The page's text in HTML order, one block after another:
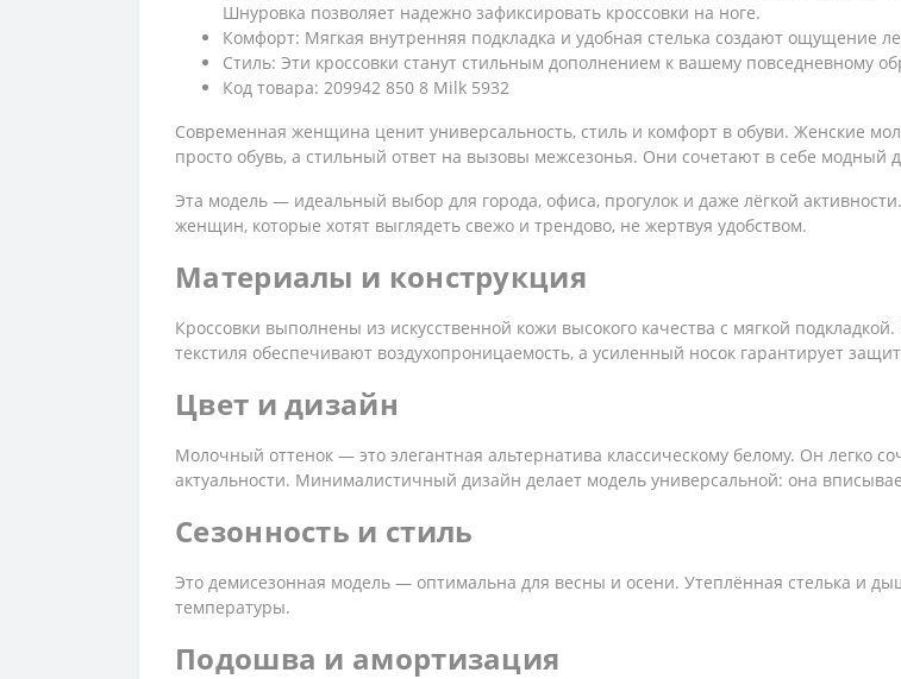
Шнуровка позволяет надежно зафиксировать кроссовки на ноге.
Комфорт: Мягкая внутренняя подкладка и удобная стелька создают ощущение
Стиль: Эти кроссовки станут стильным дополнением к вашему повседневному
Код товара: 209942 850 8 Milk 5932
Современная женщина ценит универсальность, стиль и комфорт в обуви. Женские
просто обувь, а стильный ответ на вызовы межсезонья. Они сочетают в себе модный
Эта модель — идеальный выбор для города, офиса, прогулок и даже лёгкой
женщин, которые хотят выглядеть свежо и трендово, не жертвуя удобством.
Материалы и конструкция
Кроссовки выполнены из искусственной кожи высокого качества с мягкой
текстиля обеспечивают воздухопроницаемость, а усиленный носок гарантирует
Цвет и дизайн
Молочный оттенок — это элегантная альтернатива классическому белому. Он легко
актуальности. Минималистичный дизайн делает модель универсальной: она
Сезонность и стиль
Это демисезонная модель — оптимальна для весны и осени. Утеплённая стелька и
температуры.
Подошва и амортизация